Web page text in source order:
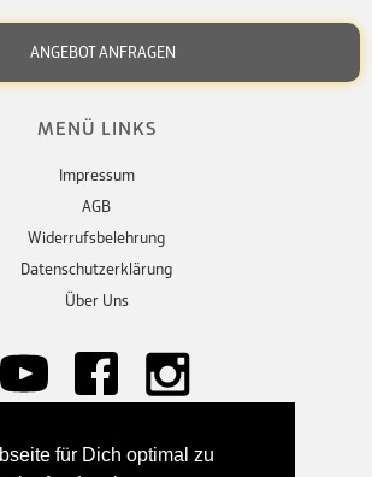
für Dich optimal zu
ANGEBOT ANFRAGEN
MENÜ LINKS
Impressum
AGB
Widerrufsbelehrung
Datenschutzerklärung
Über Uns
KONTAKT